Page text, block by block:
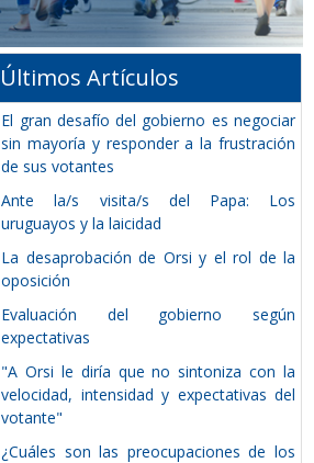
Últimos Artículos
El gran desafío del gobierno es negociar
sin mayoría y responder a la frustración
de sus votantes
Ante la/s visita/s del Papa: Los
uruguayos y la laicidad
La desaprobación de Orsi y el rol de la
oposición
Evaluación del gobierno según
expectativas
"A Orsi le diría que no sintoniza con la
velocidad, intensidad y expectativas del
votante"
¿Cuáles son las preocupaciones de los